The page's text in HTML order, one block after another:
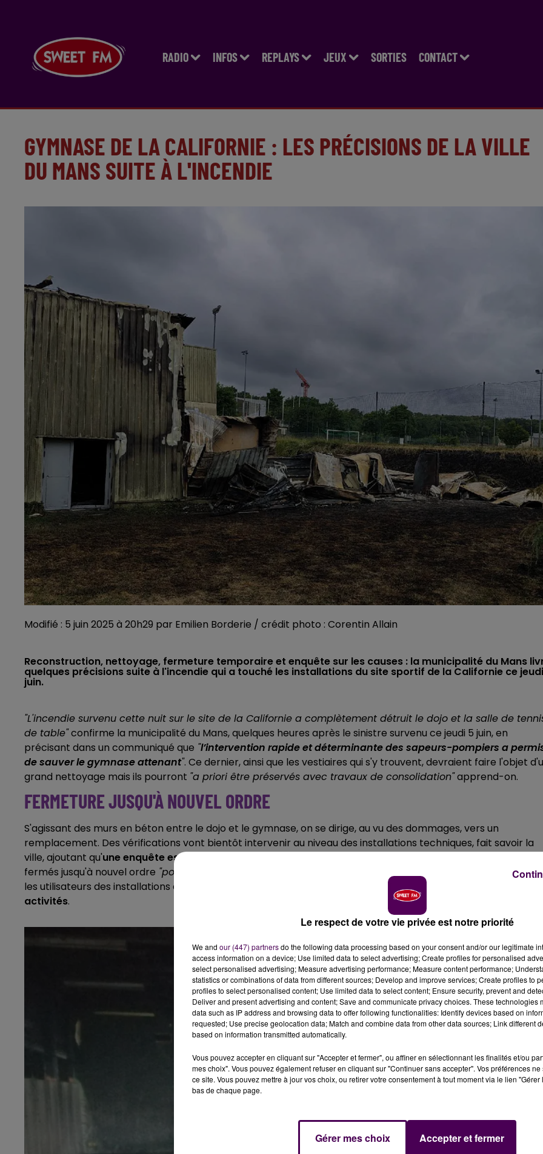
RADIO INFOS REPLAYS JEUX SORTIES CONTACT
GYMNASE DE LA CALIFORNIE : LES PRÉCISIONS DE LA VILLE
DU MANS SUITE À L'INCENDIE
Modifié : 5 juin 2025 à 20h29 par Emilien Borderie / crédit photo : Corentin Allain
Reconstruction, nettoyage, fermeture temporaire et enquête sur les causes : la municipalité du Mans
quelques précisions suite à l'incendie qui a touché les installations du site sportif de la Californie ce
juin.
"L'incendie survenu cette nuit sur le site de la Californie a complètement détruit le dojo et la salle de
de table"confirme la municipalité du Mans, quelques heures après le sinistre survenu ce jeudi 5 juin, en
précisant dans un communiqué que "l’intervention rapide et déterminante des sapeurs-pompiers a
de sauver le gymnase attenant". Ce dernier, ainsi que les vestiaires qui s'y trouvent, devraient faire l'objet
grand nettoyage mais ils pourront "a priori être préservés avec travaux de consolidation"apprend-on.
FERMETURE JUSQU'À NOUVEL ORDRE
S'agissant des murs en béton entre le dojo et le gymnase, on se dirige, au vu des dommages, vers un
remplacement. Des vérifications vont bientôt intervenir au niveau des installations techniques, fait savoir la
ville, ajoutant qu'une enquête est en cours pour déterminer la cause de ce sinistre
fermés jusqu'à nouvel ordre "pour d’évidentes raisons de sécurité"
. La collectivité assure travailler avec tous
les utilisateurs des installations de la Californie pour trouver
des solutions permettant la poursuite des
activités.
Le respect de votre vie privée est notre priorité
We and our (447) partnersdo the following data processing based on your consent and/or our legitimate
access information on a device; Use limited data to select advertising; Create profiles for personalised
select personalised advertising; Measure advertising performance; Measure content performance;
statistics or combinations of data from different sources; Develop and improve services; Create profiles to
profiles to select personalised content; Use limited data to select content; Ensure security, prevent and
Deliver and present advertising and content; Save and communicate privacy choices. These technologies
data such as IP address and browsing data to offer following functionalities: Identify devices based on
requested; Use precise geolocation data; Match and combine data from other data sources; Link different
based on information transmitted automatically.
Vous pouvez accepter en cliquant sur "Accepter et fermer", ou affiner en sélectionnant les finalités et/ou
mes choix". Vous pouvez également refuser en cliquant sur "Continuer sans accepter". Vos préférences
ce site. Vous pouvez mettre à jour vos choix, ou retirer votre consentement à tout moment via le lien
bas de chaque page.
Gérer mes choix Accepter et fermer